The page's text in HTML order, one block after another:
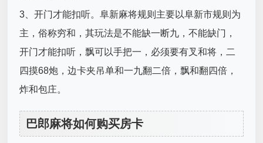
3、开门才能扣听。阜新麻将规则主要以阜新市规则为
主，俗称穷和，其玩法是不能缺一断九，不能缺门，
开门才能扣听，飘可以手把一，必须要有叉和将，二
四摸68炮，边卡夹吊单和一九翻二倍，飘和翻四倍，
炸和包庄。
巴郎麻将如何购买房卡